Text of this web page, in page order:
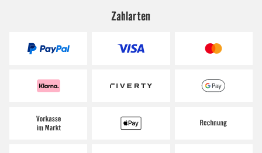
Zahlarten